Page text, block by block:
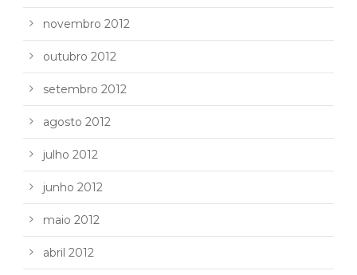
novembro 2012
outubro 2012
setembro 2012
agosto 2012
julho 2012
junho 2012
maio 2012
abril 2012